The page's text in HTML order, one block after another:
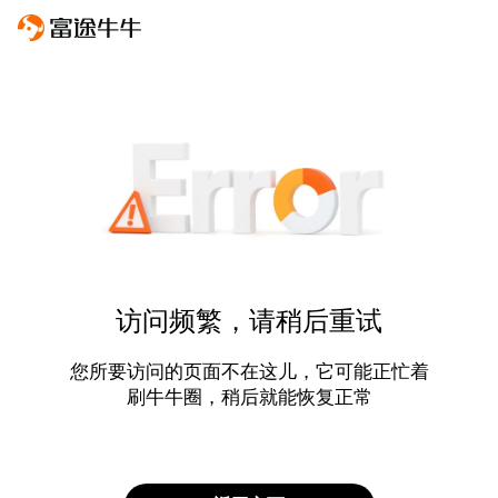
访问频繁，请稍后重试
您所要访问的页面不在这儿，它可能正忙着
刷牛牛圈，稍后就能恢复正常